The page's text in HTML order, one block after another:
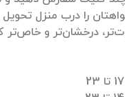
را درب منزل تحویل